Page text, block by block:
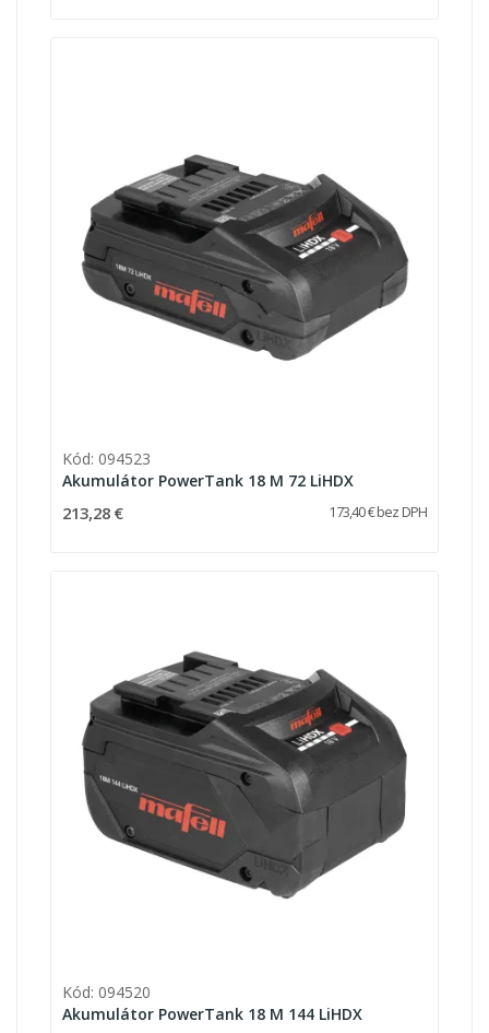
Kód: 094523
Akumulátor PowerTank 18 M 72 LiHDX
213,28 € 173,40 € bez DPH
Kód: 094520
Akumulátor PowerTank 18 M 144 LiHDX